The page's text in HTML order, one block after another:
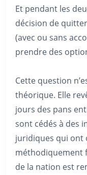
Et pendant les
décision de
(avec ou sans
prendre des
Cette question
théorique. Elle
jours des pans
sont cédés à des
juridiques qui ont
méthodiquement
de la nation est